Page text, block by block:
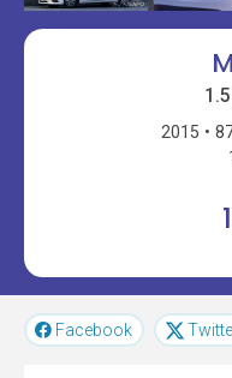
2015
Facebook